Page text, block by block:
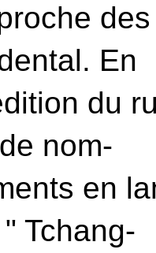
En
du
nom-
en
Tchang-